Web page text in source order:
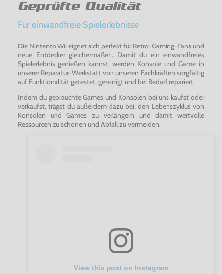
Geprüfte Qualität
Für einwandfreie Spielerlebnisse
Die Nintento Wii eignet sich perfekt für Retro-Gaming-Fans und
neue Entdecker gleichermaßen. Damit du ein einwandfreies
Spielerlebnis genießen kannst, werden Konsole und Game in
unserer Reparatur-Werkstatt von unseren Fachkräften sorgfältig
auf Funktionalität getestet, gereinigt und bei Bedarf repariert.
Indem du gebrauchte Games und Konsolen bei uns kaufst oder
verkaufst, trägst du außerdem dazu bei, den Lebenszyklus von
Konsolen und Games zu verlängern und damit wertvolle
Ressourcen zu schonen und Abfall zu vermeiden.
View this post on Instagram